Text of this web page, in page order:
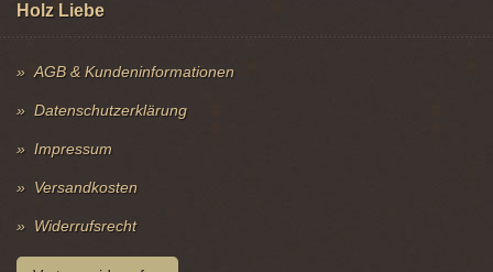
Holz Liebe
AGB & Kundeninformationen
Datenschutzerklärung
Impressum
Versandkosten
Widerrufsrecht